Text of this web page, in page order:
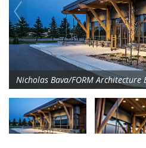
Nicholas Bava/FORM Architecture